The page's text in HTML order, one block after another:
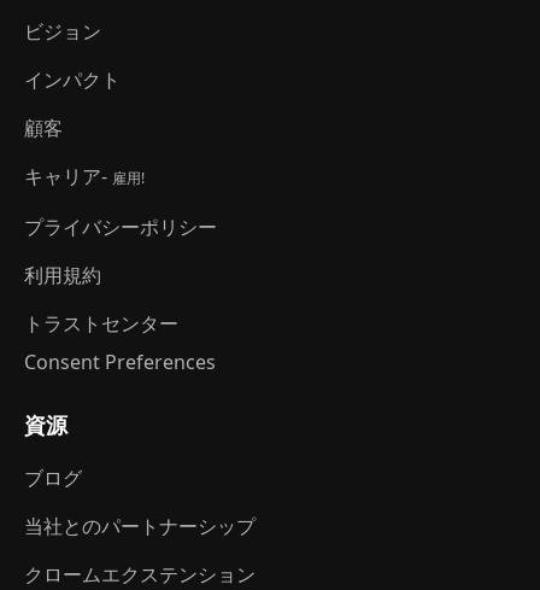
ビジョン
インパクト
顧客
キャリア- 雇用!
プライバシーポリシー
利用規約
トラストセンター
Consent Preferences
資源
ブログ
当社とのパートナーシップ
クロームエクステンション